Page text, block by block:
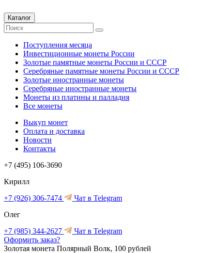
Каталог
Поступления месяца
Инвестиционные монеты России
Золотые памятные монеты России и СССР
Серебряные памятные монеты России и СССР
Золотые иностранные монеты
Серебряные иностранные монеты
Монеты из платины и палладия
Все монеты
Выкуп монет
Оплата и доставка
Новости
Контакты
+7 (495) 106-3690
Кирилл
+7 (926) 306-7474
Чат в Telegram
Олег
+7 (985) 344-2627
Чат в Telegram
Оформить заказ?
Золотая монета Полярный Волк, 100 рублей